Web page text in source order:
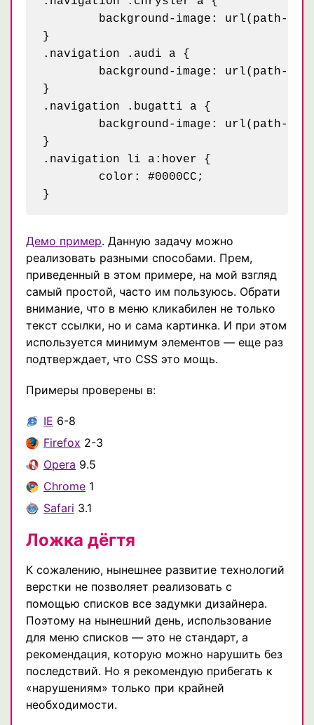
}
.navigation .audi a {
}
.navigation .bugatti a {
}
.navigation li a:hover {
Демо пример. Данную задачу можно
реализовать разными способами. Прем,
приведенный в этом примере, на мой взгляд
самый простой, часто им пользуюсь. Обрати
внимание, что в меню кликабилен не только
текст ссылки, но и сама картинка. И при этом
используется минимум элементов — еще раз
подтверждает, что CSS это мощь.
Примеры проверены в:
IE 6-8
Firefox 2-3
Opera 9.5
Chrome 1
Safari 3.1
Ложка дёгтя
К сожалению, нынешнее развитие технологий
верстки не позволяет реализовать с
помощью списков все задумки дизайнера.
Поэтому на нынешний день, использование
для меню списков — это не стандарт, а
рекомендация, которую можно нарушить без
последствий. Но я рекомендую прибегать к
«нарушениям» только при крайней
необходимости.